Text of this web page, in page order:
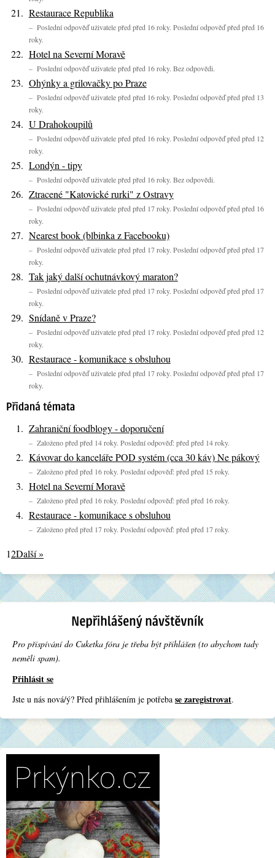
Restaurace Republika
– Poslední odpověď uživatele před před 16 roky. Poslední odpověď před před 16
roky.
Hotel na Severní Moravě
– Poslední odpověď uživatele před před 16 roky. Bez odpovědi.
Ohýnky a grilovačky po Praze
– Poslední odpověď uživatele před před 16 roky. Poslední odpověď před před 13
roky.
U Drahokoupilů
– Poslední odpověď uživatele před před 16 roky. Poslední odpověď před před 12
roky.
Londýn - tipy
– Poslední odpověď uživatele před před 16 roky. Bez odpovědi.
Ztracené "Katovické rurki" z Ostravy
– Poslední odpověď uživatele před před 17 roky. Poslední odpověď před před 16
roky.
Nearest book (blbinka z Facebooku)
– Poslední odpověď uživatele před před 17 roky. Poslední odpověď před před 17
roky.
Tak jaký další ochutnávkový maraton?
– Poslední odpověď uživatele před před 17 roky. Poslední odpověď před před 17
roky.
Snídaně v Praze?
– Poslední odpověď uživatele před před 17 roky. Poslední odpověď před před 12
roky.
Restaurace - komunikace s obsluhou
– Poslední odpověď uživatele před před 17 roky. Poslední odpověď před před 17
roky.
Zahraniční foodblogy - doporučení
– Založeno před před 14 roky. Poslední odpověď: před před 14 roky.
Kávovar do kanceláře POD systém (cca 30 káv) Ne pákový
– Založeno před před 16 roky. Poslední odpověď: před před 15 roky.
Hotel na Severní Moravě
– Založeno před před 16 roky. Poslední odpověď: před před 16 roky.
Restaurace - komunikace s obsluhou
– Založeno před před 17 roky. Poslední odpověď: před před 17 roky.
12Další »
Pro přispívání do Cuketka fóra je třeba být přihlášen (to abychom tady
neměli spam).
Přihlásit se
Jste u nás nová/ý? Před přihlášením je potřeba se zaregistrovat.